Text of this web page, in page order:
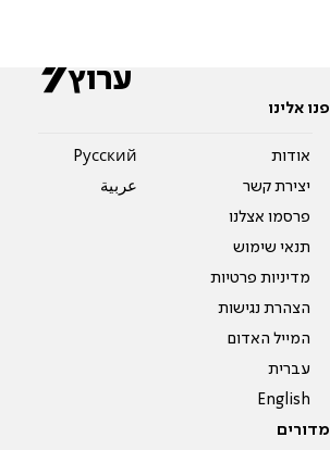
פנו אלינו
אודות
יצירת קשר
פרסמו אצלנו
תנאי שימוש
מדיניות פרטיות
הצהרת נגישות
המייל האדום
עברית
English
Pусский
عربية
מדורים